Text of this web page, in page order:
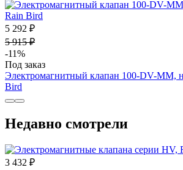
5 292 ₽
5 915 ₽
-11%
Под заказ
Электромагнитный клапан 100-DV-MM,
Bird
Недавно смотрели
3 432 ₽